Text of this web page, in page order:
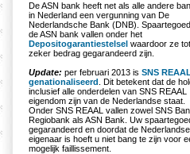
De ASN bank heeft net als alle andere
in Nederland een vergunning van De
Nederlandsche Bank (DNB).
de ASN bank vallen onder het
Depositogarantiestelsel waardoor ze
zeker bedrag gegarandeerd zijn.
Update: per februari 2013 is SNS REAAL
genationaliseerd . Dit betekent dat de
inclusief alle onderdelen van SNS REAAL
eigendom zijn van de Nederlandse staat.
Onder SNS REAAL vallen zowel SNS
Regiobank als ASN Bank. Uw
gegarandeerd en doordat de
eigenaar is hoeft u niet bang te zijn voor
mogelijk faillissement.